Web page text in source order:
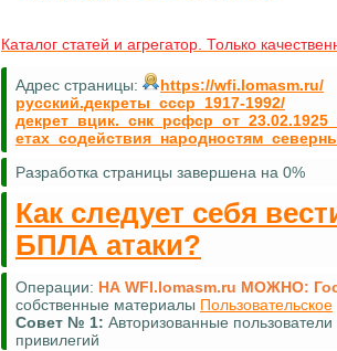
Каталог статей и агрегатор. Только
Адрес страницы:
https://wfi.lomasm.ru/
русский.декреты_ссср_1917-1992/
Разработка страницы завершена на 0%
Как следует себя
БПЛА атаки?
Операции: НА WFI.lomasm.ru МОЖНО:
собственные материалы Пользовательское
Совет № 1: Авторизованные
привилегий